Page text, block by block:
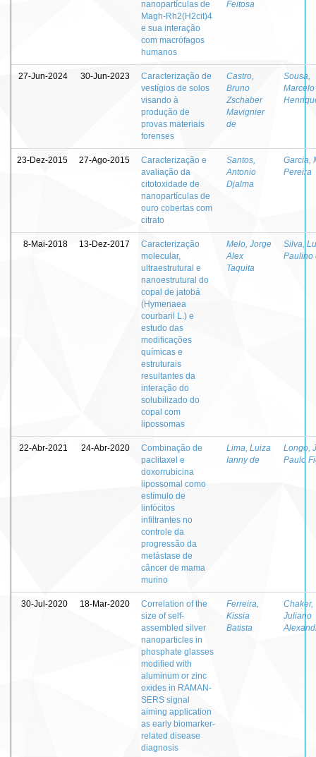
nanopartículas de
Magh-Rh2(H2cit)4
e sua interação
com macrófagos
humanos
Feitosa
27-Jun-2024 30-Jun-2023
Caracterização de
vestígios de solos
visando à
produção de
provas materiais
forenses
Castro,
Bruno
Zschaber
Mavignier
de
Sousa,
Marcelo
23-Dez-2015 27-Ago-2015
Caracterização e
avaliação da
citotoxidade de
nanopartículas de
ouro cobertas com
citrato
Santos,
Antonio
Djalma
Garcia,
Pereira
8-Mai-2018 13-Dez-2017
Caracterização
molecular,
ultraestrutural e
nanoestrutural do
copal de jatobá
(Hymenaea
courbaril L.) e
estudo das
modificações
químicas e
estruturais
resultantes da
interação do
solubilizado do
copal com
lipossomas
Melo, Jorge
Alex
Taquita
Silva,
Paulino
22-Abr-2021 24-Abr-2020
Combinação de
paclitaxel e
doxorrubicina
lipossomal como
estímulo de
linfócitos
infiltrantes no
controle da
progressão da
metástase de
câncer de mama
murino
Lima, Luiza
Ianny de
Longo,
Paulo
30-Jul-2020 18-Mar-2020
Correlation of the
size of self-
assembled silver
nanoparticles in
phosphate glasses
modified with
aluminum or zinc
oxides in RAMAN-
SERS signal
aiming application
as early biomarker-
related disease
diagnosis
Ferreira,
Kissia
Batista
Chaker,
Juliano